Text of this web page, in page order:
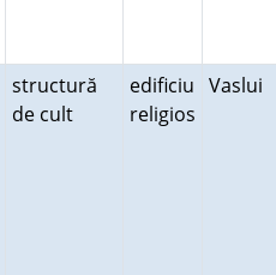
structură
de cult
edificiu
religios
Vaslui